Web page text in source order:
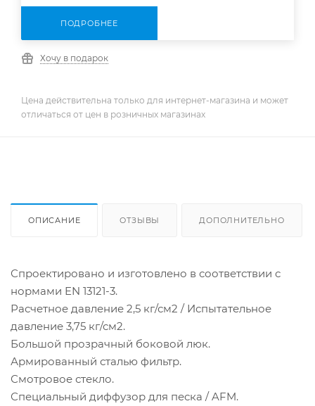
ПОДРОБНЕЕ
Хочу в подарок
Цена действительна только для интернет-магазина и может
отличаться от цен в розничных магазинах
ОПИСАНИЕ ОТЗЫВЫ ДОПОЛНИТЕЛЬНО
Спроектировано и изготовлено в соответствии с
нормами EN 13121-3.
Расчетное давление 2,5 кг/см2 / Испытательное
давление 3,75 кг/см2.
Большой прозрачный боковой люк.
Армированный сталью фильтр.
Смотровое стекло.
Специальный диффузор для песка / AFM.